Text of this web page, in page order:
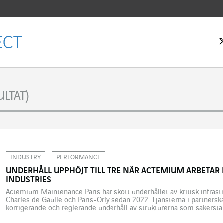
INDUSTRY PERFORMANCE
UNDERHÅLL UPPHÖJT TILL TRE NÄR ACTEMIUM ARBETAR
INDUSTRIES
Actemium Maintenance Paris har skött underhållet av kritisk
Charles de Gaulle och Paris-Orly sedan 2022. Tjänsterna i
korrigerande och reglerande underhåll av strukturerna som